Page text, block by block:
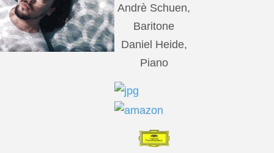
Andrè Schuen,
Baritone
Daniel Heide,
Piano